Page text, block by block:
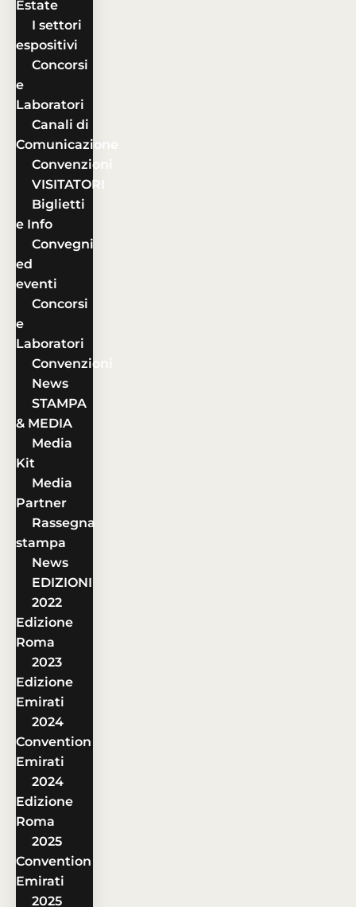
Estate
I settori
espositivi
Concorsi
e
Laboratori
Canali di
Comunicazione
Convenzioni
VISITATORI
Biglietti
e Info
Convegni
ed
eventi
Concorsi
e
Laboratori
Convenzioni
News
STAMPA
& MEDIA
Media
Kit
Media
Partner
Rassegna
stampa
News
EDIZIONI
2022
Edizione
Roma
2023
Edizione
Emirati
2024
Convention
Emirati
2024
Edizione
Roma
2025
Convention
Emirati
2025